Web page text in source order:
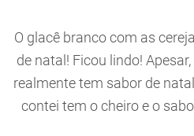
O glacê branco com as
de natal! Ficou lindo!
realmente tem sabor de
contei tem o cheiro e o